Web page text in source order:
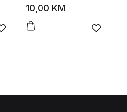
Add to wishlist
najstarijih vremena
(katalog izložbe)
10,00 KM
Add to